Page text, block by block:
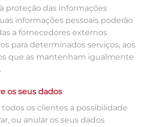
proteção das informações
informações pessoais poderão
a fornecedores externos
para determinados serviços, aos
que as mantenham igualmente
os seus dados
todos os clientes a possibilidade
ou anular os seus dados